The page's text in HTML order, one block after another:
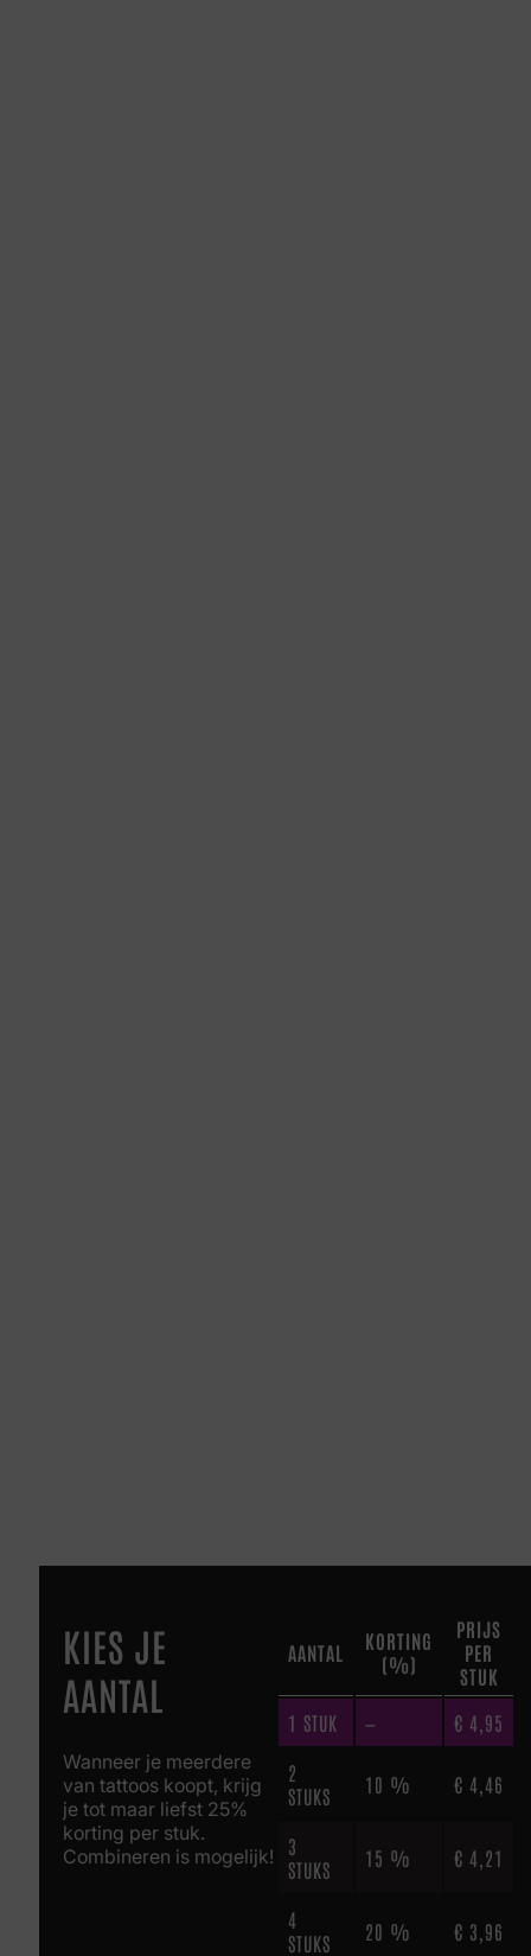
KIES JE
AANTAL
Wanneer je meerdere
van tattoos koopt, krijg
je tot maar liefst 25%
korting per stuk.
Combineren is mogelijk!
AANTAL
KORTING
(%)
PRIJS
PER
STUK
1 STUK — € 4,95
2
STUKS
10 % € 4,46
3
STUKS
15 % € 4,21
4
STUKS
20 % € 3,96